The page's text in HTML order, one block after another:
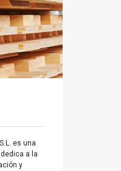
es una
a la
y